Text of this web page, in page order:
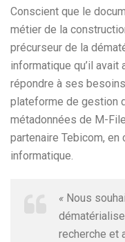
Conscient que le
métier de la
précurseur de la
informatique qu’il
répondre à ses
plateforme de gestion
métadonnées de M-
partenaire Tebicom,
informatique.
« Nous
recherche et